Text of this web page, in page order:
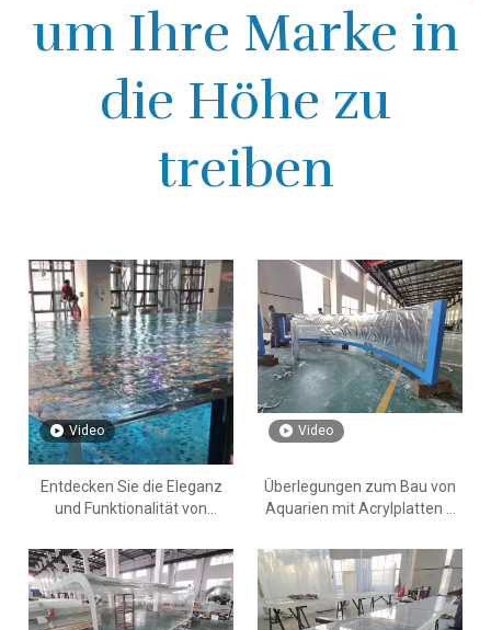
um Ihre Marke in
die Höhe zu
treiben
Video
Entdecken Sie die Eleganz
und Funktionalität von
Video
Überlegungen zum Bau von
Aquarien mit Acrylplatten –